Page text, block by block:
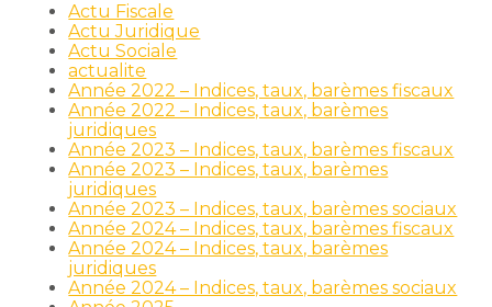
Actu Fiscale
Actu Juridique
Actu Sociale
actualite
Année 2022 – Indices, taux, barèmes fiscaux
Année 2022 – Indices, taux, barèmes
juridiques
Année 2023 – Indices, taux, barèmes fiscaux
Année 2023 – Indices, taux, barèmes
juridiques
Année 2023 – Indices, taux, barèmes sociaux
Année 2024 – Indices, taux, barèmes fiscaux
Année 2024 – Indices, taux, barèmes
juridiques
Année 2024 – Indices, taux, barèmes sociaux